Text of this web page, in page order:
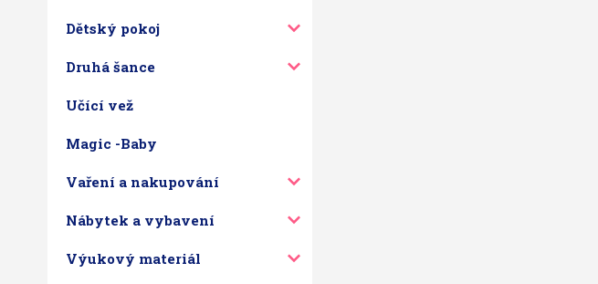
Dětský pokoj
Druhá šance
Učící vež
Magic -Baby
Vaření a nakupování
Nábytek a vybavení
Výukový materiál